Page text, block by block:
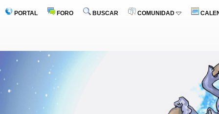
PORTAL FORO BUSCAR COMUNIDAD